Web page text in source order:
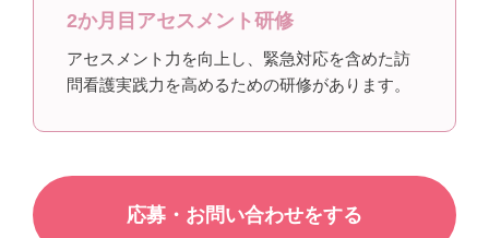
2か月目アセスメント研修
アセスメント力を向上し、緊急対応を含めた訪
問看護実践力を高めるための研修があります。
応募・お問い合わせをする